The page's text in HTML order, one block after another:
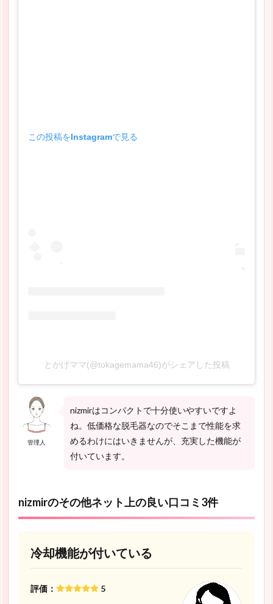
この投稿をInstagramで見る
とかげママ(@tokagemama46)がシェアした投稿
管理人
nizmirはコンパクトで十分使いやすいですよ
ね。低価格な脱毛器なのでそこまで性能を求
めるわけにはいきませんが、充実した機能が
付いています。
nizmirのその他ネット上の良い口コミ3件
冷却機能が付いている
評価： 5